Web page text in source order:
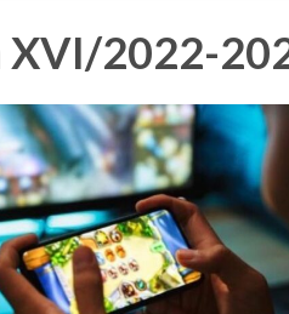
XVI/2022-